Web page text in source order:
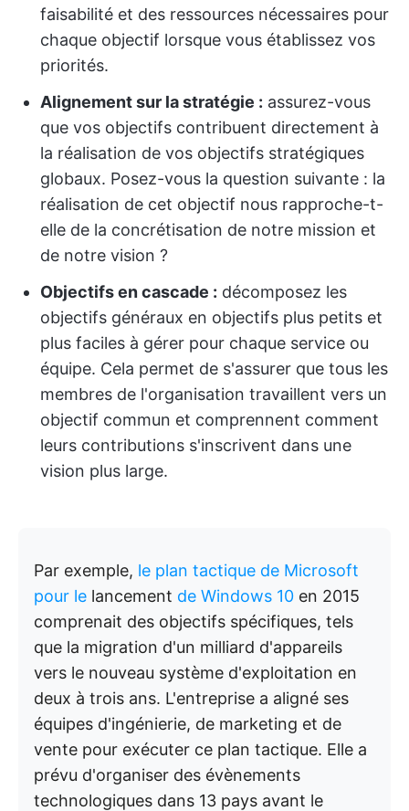
faisabilité et des ressources nécessaires pour
chaque objectif lorsque vous établissez vos
priorités.
Alignement sur la stratégie : assurez-vous
que vos objectifs contribuent directement à
la réalisation de vos objectifs stratégiques
globaux. Posez-vous la question suivante : la
réalisation de cet objectif nous rapproche-t-
elle de la concrétisation de notre mission et
de notre vision ?
Objectifs en cascade : décomposez les
objectifs généraux en objectifs plus petits et
plus faciles à gérer pour chaque service ou
équipe. Cela permet de s'assurer que tous les
membres de l'organisation travaillent vers un
objectif commun et comprennent comment
leurs contributions s'inscrivent dans une
vision plus large.
Par exemple, le plan tactique de Microsoft
pour le lancement de Windows 10 en 2015
comprenait des objectifs spécifiques, tels
que la migration d'un milliard d'appareils
vers le nouveau système d'exploitation en
deux à trois ans. L'entreprise a aligné ses
équipes d'ingénierie, de marketing et de
vente pour exécuter ce plan tactique. Elle a
prévu d'organiser des évènements
technologiques dans 13 pays avant le